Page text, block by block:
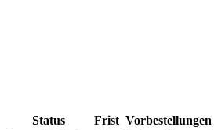
Status Frist Vorbestellungen